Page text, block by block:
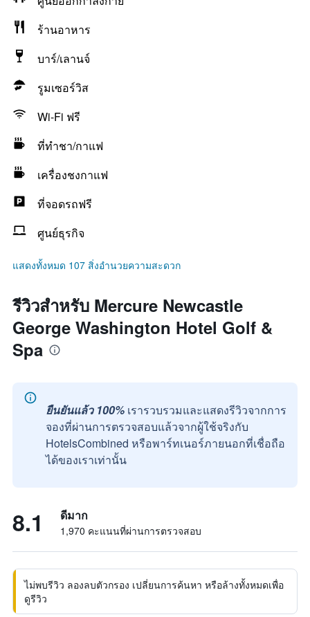
ร้านอาหาร
บาร์/เลานจ์
รูมเซอร์วิส
Wi-Fi ฟรี
ที่ทำชา/กาแฟ
เครื่องชงกาแฟ
ที่จอดรถฟรี
ศูนย์ธุรกิจ
แสดงทั้งหมด 107 สิ่งอำนวยความสะดวก
รีวิวสำหรับ Mercure Newcastle
George Washington Hotel Golf &
Spa
ยืนยันแล้ว 100% เรารวบรวมและแสดงรีวิวจากการ
จองที่ผ่านการตรวจสอบแล้วจากผู้ใช้จริงกับ
HotelsCombined หรือพาร์ทเนอร์ภายนอกที่เชื่อถือ
ได้ของเราเท่านั้น
8.1 ดีมาก
1,970 คะแนนที่ผ่านการตรวจสอบ
ไม่พบรีวิว ลองลบตัวกรอง เปลี่ยนการค้นหา หรือล้างทั้งหมดเพื่อ
ดูรีวิว